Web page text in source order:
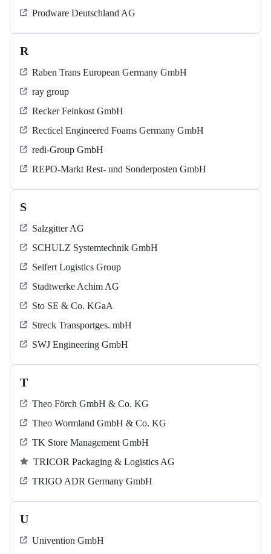
Prodware Deutschland AG
R
Raben Trans European Germany GmbH
ray group
Recker Feinkost GmbH
Recticel Engineered Foams Germany GmbH
redi-Group GmbH
REPO-Markt Rest- und Sonderposten GmbH
S
Salzgitter AG
SCHULZ Systemtechnik GmbH
Seifert Logistics Group
Stadtwerke Achim AG
Sto SE & Co. KGaA
Streck Transportges. mbH
SWJ Engineering GmbH
T
Theo Förch GmbH & Co. KG
Theo Wormland GmbH & Co. KG
TK Store Management GmbH
TRICOR Packaging & Logistics AG
TRIGO ADR Germany GmbH
U
Univention GmbH